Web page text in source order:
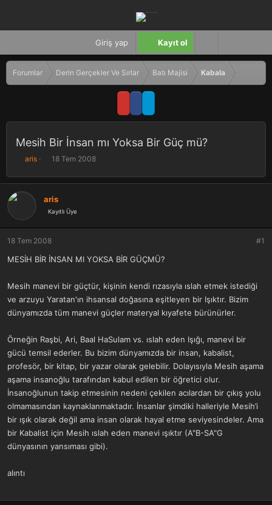
Giriş yap Kayıt ol
Forumlar Derin Gerçekler Ve Sırlar Batı Majisi Kabala
Mesih Bir İnsan mı Yoksa Bir Güç mü?
K
n
b
a
ş
t
a
n
aris
B
ş
a
n
ç
t
i
h
i
18 Tem 2008
aris
Kayıtlı Üye
18 Tem 2008 #1
MESİH BİR İNSAN MI YOKSA BİR GÜÇMÜ?
Mesih manevi bir güçtür, kişinin kendi rızasıyla ıslah etmek istediği
ve arzuyu Yaratan'ın ihsansal doğasına eşitleyen bir Işıktır. Bizim
dünyamızda tüm manevi güçler materyal kıyafete bürünürler.
Örneğin Raşbi, Ari, Baal HaSulam vs. ıslah eden Işığı, manevi bir
gücü temsil ederler. Bu bizim dünyamızda bir insan, kabalist,
profesör, bir kitap, bir yazar olarak gelebilir. Dolayısıyla Mesih aşama
aşama insanoğlu tarafından kabul edilen bir öğretici olur.
İnsanoğlunun takip etmesinin nedeni çekilen acılardan bir çıkış yolu
olmamasından kaynaklanmaktadır. İnsanlar şimdiki halleriyle Mesih’i
bir ışık olarak değil ama insan olarak hayal etme seviyesindeler. Ama
bir Kabalist için Mesih ıslah eden manevi ışıktır (A"B-SA"G
dünyasının yansıması gibi).
alıntı